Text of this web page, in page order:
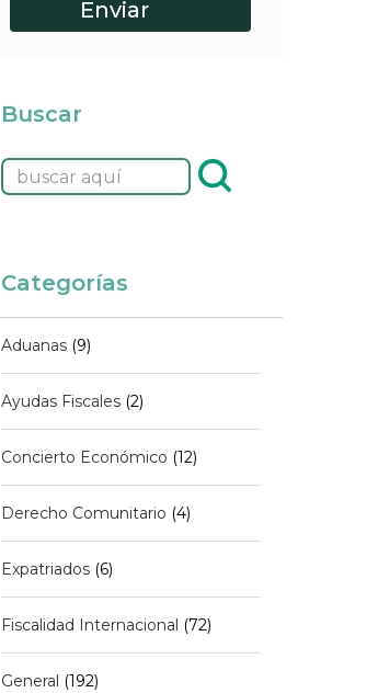
Buscar
Categorías
Aduanas(9)
Ayudas Fiscales(2)
Concierto Económico (12)
Derecho Comunitario (4)
Expatriados(6)
Fiscalidad Internacional (72)
General (192)